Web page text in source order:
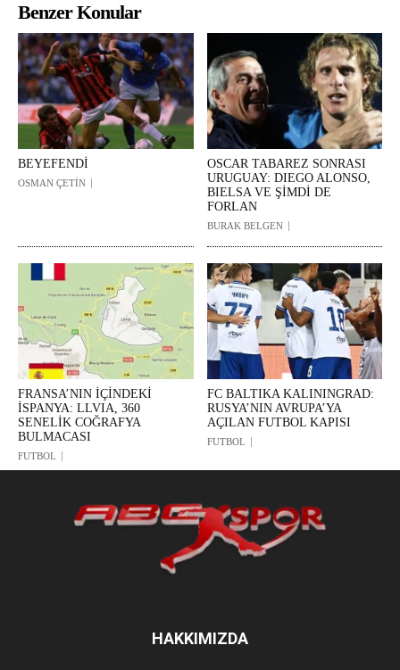
Benzer Konular
BEYEFENDİ
OSMAN ÇETİN
OSCAR TABAREZ SONRASI
URUGUAY: DIEGO ALONSO,
BIELSA VE ŞİMDİ DE
FORLAN
BURAK BELGEN
FRANSA’NIN İÇİNDEKİ
İSPANYA: LLVIA, 360
SENELİK COĞRAFYA
BULMACASI
FUTBOL
FC BALTIKA KALININGRAD:
RUSYA’NIN AVRUPA’YA
AÇILAN FUTBOL KAPISI
FUTBOL
HAKKIMIZDA